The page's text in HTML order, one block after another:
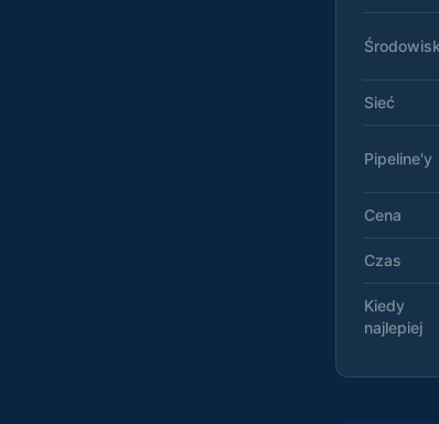
Sieć
Pipeline'y
Cena
Czas
Kiedy
najlepiej